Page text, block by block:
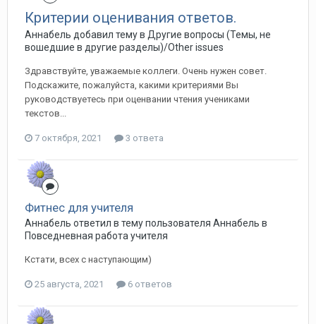
Критерии оценивания ответов.
Аннабель добавил тему в Другие вопросы (Темы, не
вошедшие в другие разделы)/Other issues
Здравствуйте, уважаемые коллеги. Очень нужен совет.
Подскажите, пожалуйста, какими критериями Вы
руководствуетесь при оценвании чтения учениками
текстов...
7 октября, 2021 3 ответа
Фитнес для учителя
Аннабель ответил в тему пользователя Аннабель в
Повседневная работа учителя
Кстати, всех с наступающим)
25 августа, 2021 6 ответов